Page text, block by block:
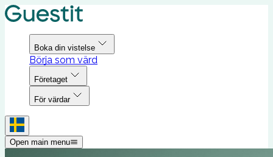
Boka din vistelse
Börja som värd
Företaget
För värdar
Open main menu